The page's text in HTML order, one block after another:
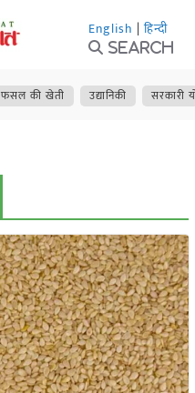
English | हिन्दी
Search
फसल की खेती उद्यानिकी सरकारी